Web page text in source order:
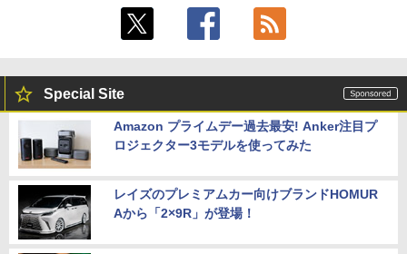
GB/1TB/Wi-fi/Bluetooth/13.3型/HDMI/U
SB-C/USB3.1/パソコン 中古PC 中古ノー
5
ノートパソコン 新品 14インチ Office搭
TB Webカメラ WiFi Bluetooth 選べる
カラー 14型 薄型 軽量
デスクワーク 動画視聴 おしゃれ 本体の
★レノボ / Lenovo ThinkCentre M70q
Tiny Gen 5 12TES7DK00 (Windows 11
ン】【送料無料】
HD 240Hz 1ms Fast IPSパネル HDMI2.0
×1 DP1.4×1 Adaptive Sync対応 フリッ
カーフリー ブルーライトカット モニター
ディスプレイ MAXZEN MGM25IC04-F2
40
Special Site
Amazon プライムデー過去最安! Anker注目プ
ロジェクター3モデルを使ってみた
レイズのプレミアムカー向けブランドHOMUR
Aから「2×9R」が登場！